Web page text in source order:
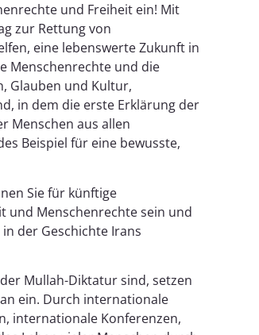
und Freiheit ein! Mit
zur Rettung von
eine lebenswerte Zukunft in
Menschenrechte und die
Glauben und Kultur,
in dem die erste Erklärung der
Menschen aus allen
Beispiel für eine bewusste,
Sie für künftige
und Menschenrechte sein und
der Geschichte Irans
Mullah-Diktatur sind, setzen
ein. Durch internationale
internationale Konferenzen,